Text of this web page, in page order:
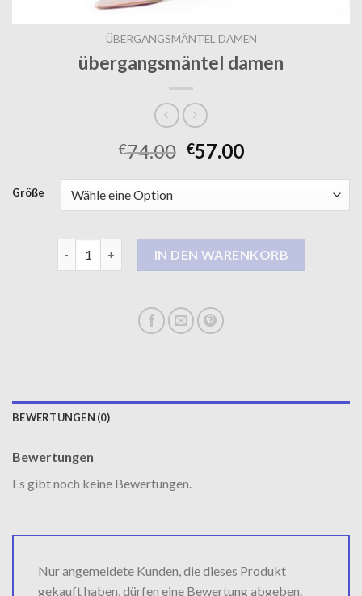
ÜBERGANGSMÄNTEL DAMEN
übergangsmäntel damen
€74.00 €57.00
Größe
IN DEN WARENKORB
BEWERTUNGEN (0)
Bewertungen
Es gibt noch keine Bewertungen.
Nur angemeldete Kunden, die dieses Produkt
gekauft haben, dürfen eine Bewertung abgeben.